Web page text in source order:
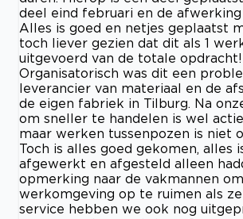
deel eind februari en de
Alles is goed en netjes geplaatst
toch liever gezien dat dit als 1
uitgevoerd van de totale opdracht!
Organisatorisch was dit een
leverancier van materiaal en de
de eigen fabriek in Tilburg. Na
om sneller te handelen is wel
maar werken tussenpozen is niet
Toch is alles goed gekomen, alles
afgewerkt en afgesteld alleen
opmerking naar de vakmannen
werkomgeving op te ruimen als
service hebben we ook nog